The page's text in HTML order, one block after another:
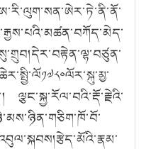
ལྕང་སྐྱ་རོལ་བའི་རྡོ་རྗེའི་